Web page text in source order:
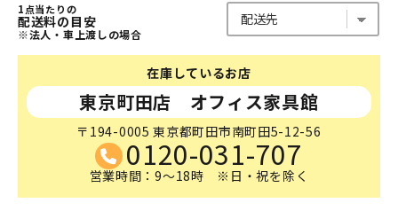
1点当たりの
配送料の目安
※法人・車上渡しの場合
在庫しているお店
東京町田店 オフィス家具館
〒194-0005 東京都町田市南町田5-12-56
0120-031-707
営業時間：9～18時 ※日・祝を除く